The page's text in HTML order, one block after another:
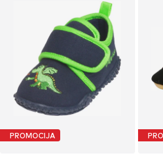
PROMOCIJA